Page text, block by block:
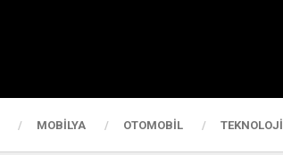
MOBILYA OTOMOBIL TEKNOLOJI